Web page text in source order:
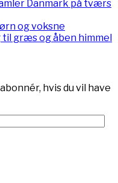
Danmark på tværs
og voksne
til græs og åben himmel
hvis du vil have